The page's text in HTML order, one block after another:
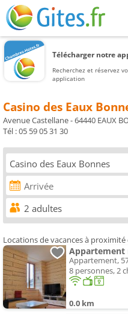
Télécharger notre
Recherchez et réservez
application
Casino des Eaux
Avenue Castellane - 64440 EAUX
Tél : 05 59 05 31 30
Locations de vacances à
Appartement
Appartement,
8 personnes, 2
0.0 km